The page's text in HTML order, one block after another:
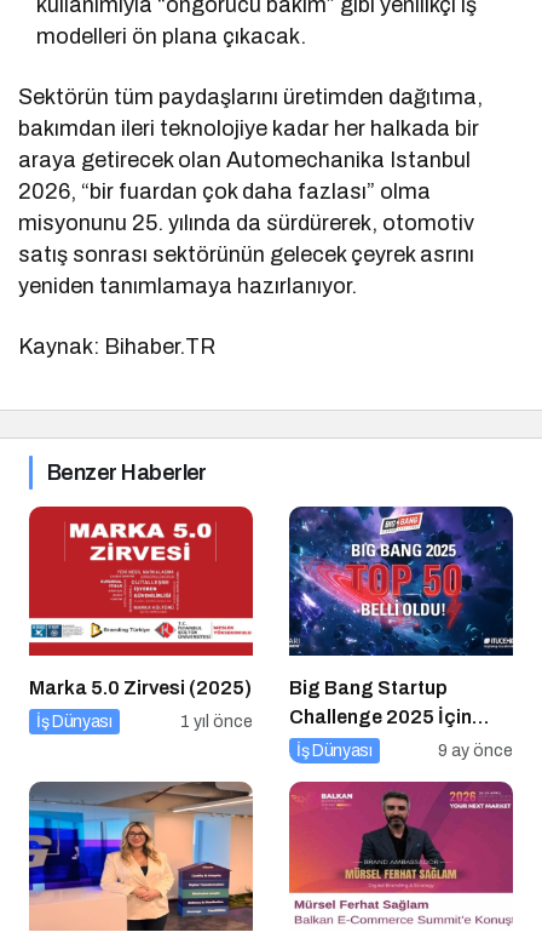
modelleri ön plana çıkacak.
Sektörün tüm paydaşlarını üretimden dağıtıma,
bakımdan ileri teknolojiye kadar her halkada bir
araya getirecek olan Automechanika Istanbul
2026, “bir fuardan çok daha fazlası” olma
misyonunu 25. yılında da sürdürerek, otomotiv
satış sonrası sektörünün gelecek çeyrek asrını
yeniden tanımlamaya hazırlanıyor.
Kaynak: Bihaber.TR
Benzer Haberler
Marka 5.0 Zirvesi (2025)
İş Dünyası 1 yıl önce
Big Bang Startup
Challenge 2025 İçin
Geri Sayım Başladı
İş Dünyası 9 ay önce